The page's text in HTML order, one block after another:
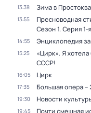
13:38 Зима в
13:55 Пресноводная
Сезон 1. Серия 1-я
14:55 Энциклопедия
15:25
«Цирк». Я
СССР!
16:05 Цирк
17:35 Большая опера –
19:30 Новости
19:45 Почти смешная